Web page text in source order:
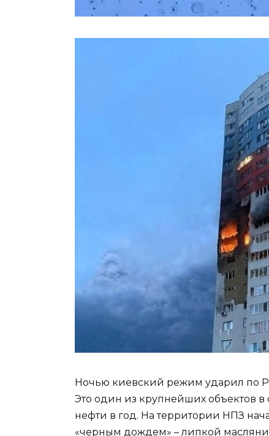
Ночью киевский режим ударил по
Это один из крупнейших объектов
нефти в год. На территории НПЗ
«черным дождем» – липкой